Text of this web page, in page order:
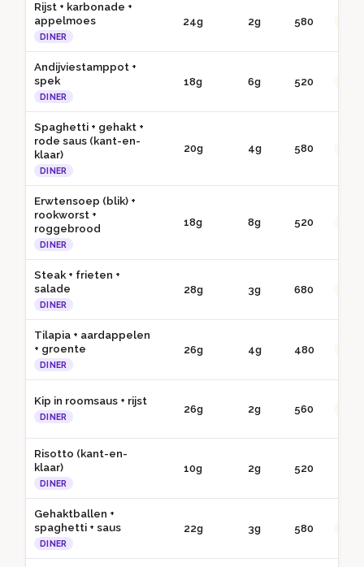
Rijst + karbonade +
appelmoes
DINER
24g 2g 580
Andijviestamppot +
spek
DINER
18g 6g 520
Spaghetti + gehakt +
rode saus (kant-en-
klaar)
DINER
20g 4g 580
Erwtensoep (blik) +
rookworst +
roggebrood
DINER
18g 8g 520
Steak + frieten +
salade
DINER
28g 3g 680
Tilapia + aardappelen
+ groente
DINER
26g 4g 480
Kip in roomsaus + rijst
DINER
26g 2g 560
Risotto (kant-en-
klaar)
DINER
10g 2g 520
Gehaktballen +
spaghetti + saus
DINER
22g 3g 580